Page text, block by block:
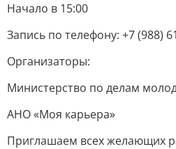
Начало в 15:00
Запись по телефону: +7 (988)
Организаторы:
Министерство по делам
АНО «Моя карьера»
Приглашаем всех желающих